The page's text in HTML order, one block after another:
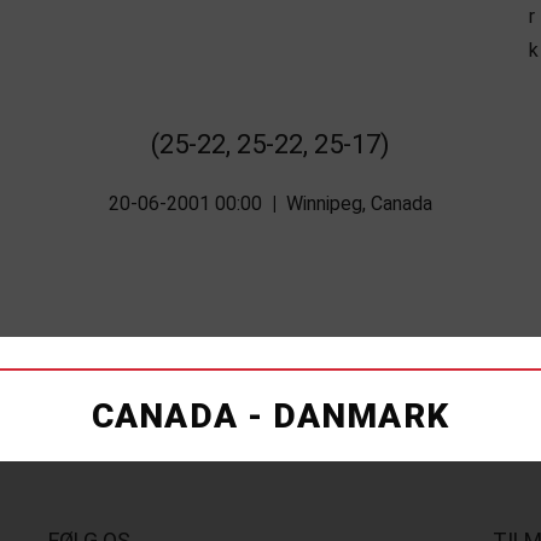
(25-22, 25-22, 25-17)
20-06-2001 00:00 Winnipeg, Canada
CANADA - DANMARK